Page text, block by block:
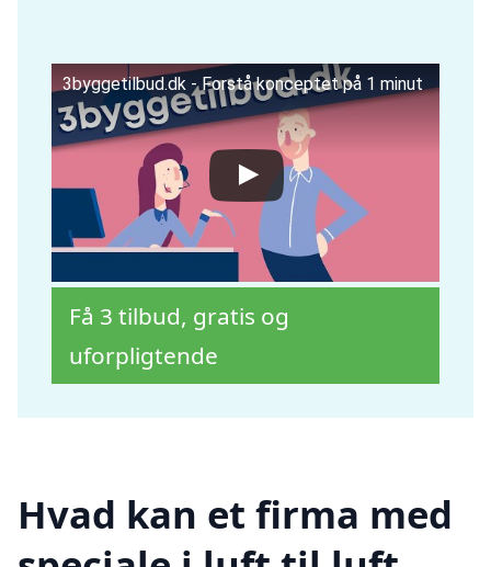
3byggetilbud.dk - Forstå konceptet på 1 minut
Få 3 tilbud, gratis og
uforpligtende
Hvad kan et firma med